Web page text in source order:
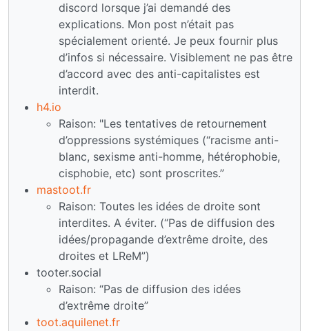
discord lorsque j’ai demandé des
explications. Mon post n’était pas
spécialement orienté. Je peux fournir plus
d’infos si nécessaire. Visiblement ne pas être
d’accord avec des anti-capitalistes est
interdit.
h4.io
Raison: "Les tentatives de retournement
d’oppressions systémiques (“racisme anti-
blanc, sexisme anti-homme, hétérophobie,
cisphobie, etc) sont proscrites.”
mastoot.fr
Raison: Toutes les idées de droite sont
interdites. A éviter. (“Pas de diffusion des
idées/propagande d’extrême droite, des
droites et LReM”)
tooter.social
Raison: “Pas de diffusion des idées
d’extrême droite”
toot.aquilenet.fr